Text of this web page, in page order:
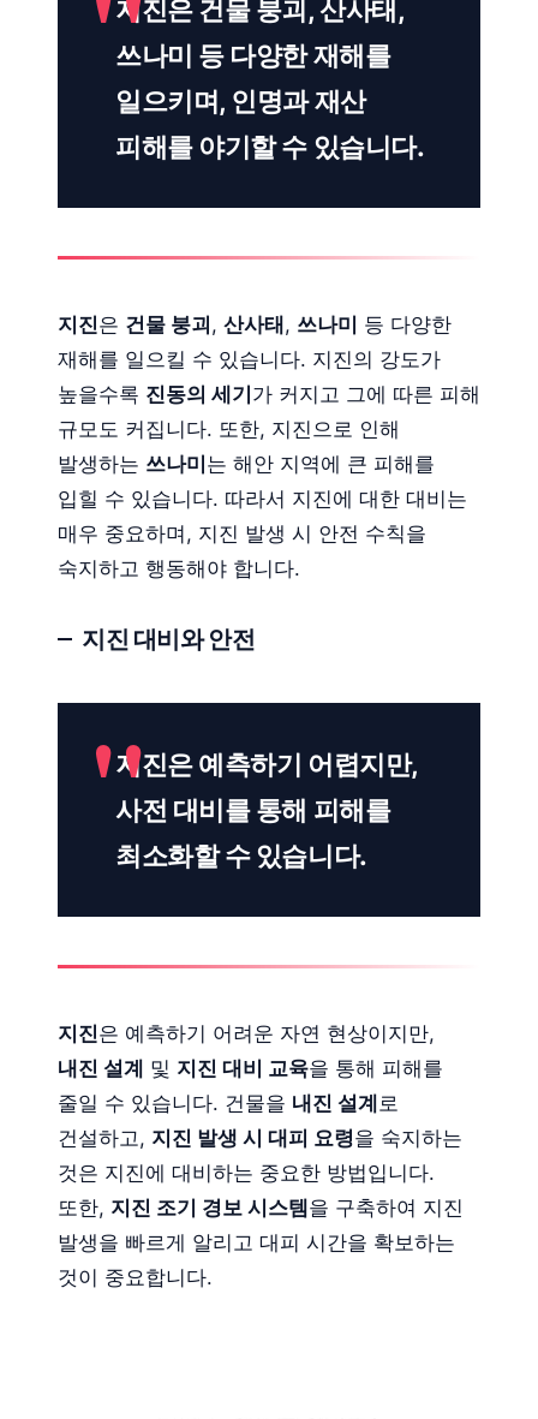
지진은 건물 붕괴, 산사태,
쓰나미 등 다양한 재해를
일으키며, 인명과 재산
피해를 야기할 수 있습니다.
지진은 건물 붕괴, 산사태, 쓰나미 등 다양한
재해를 일으킬 수 있습니다. 지진의 강도가
높을수록 진동의 세기가 커지고 그에 따른 피해
규모도 커집니다. 또한, 지진으로 인해
발생하는 쓰나미는 해안 지역에 큰 피해를
입힐 수 있습니다. 따라서 지진에 대한 대비는
매우 중요하며, 지진 발생 시 안전 수칙을
숙지하고 행동해야 합니다.
지진 대비와 안전
지진은 예측하기 어렵지만,
사전 대비를 통해 피해를
최소화할 수 있습니다.
지진은 예측하기 어려운 자연 현상이지만,
내진 설계 및 지진 대비 교육을 통해 피해를
줄일 수 있습니다. 건물을 내진 설계 로
건설하고, 지진 발생 시 대피 요령을 숙지하는
것은 지진에 대비하는 중요한 방법입니다.
또한, 지진 조기 경보 시스템을 구축하여 지진
발생을 빠르게 알리고 대피 시간을 확보하는
것이 중요합니다.